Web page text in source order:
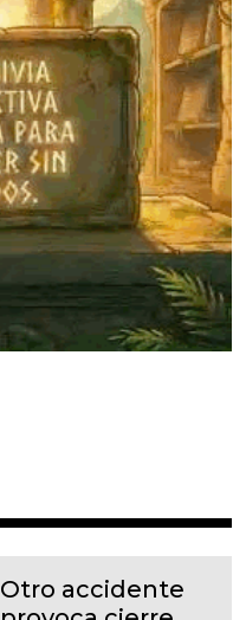
Otro accidente